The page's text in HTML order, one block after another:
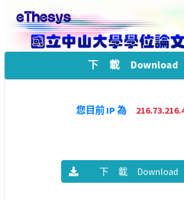
下 載 Download
您目前 IP 為
下 載